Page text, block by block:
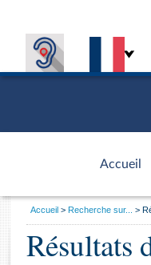
Accueil
d'accueil
Général
Vous
Accueil Recherche sur...
Résultats